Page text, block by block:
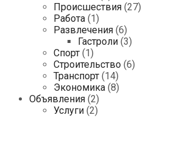
Происшествия (27)
Работа (1)
Развлечения (6)
Гастроли (3)
Спорт (1)
Строительство (6)
Транспорт (14)
Экономика (8)
Объявления (2)
Услуги (2)